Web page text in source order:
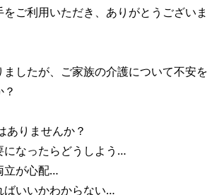
ご利用いただき、ありがとうございま
したが、ご家族の介護について不安を
ありませんか？
になったらどうしよう…
立が心配…
ばいいかわからない…